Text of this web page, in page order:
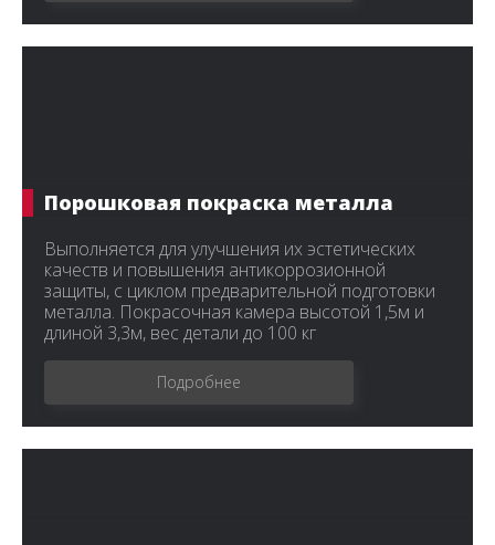
Порошковая покраска металла
Выполняется для улучшения их эстетических
качеств и повышения антикоррозионной
защиты, с циклом предварительной подготовки
металла. Покрасочная камера высотой 1,5м и
длиной 3,3м, вес детали до 100 кг
Подробнее